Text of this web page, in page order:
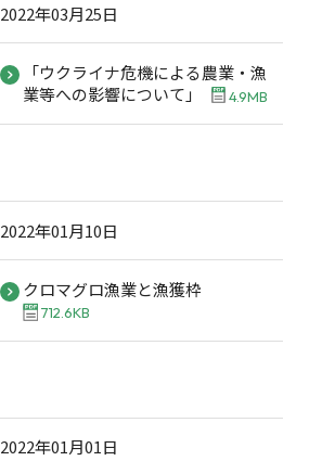
2022年03月25日
「ウクライナ危機による農業・漁
業等への影響について」
4.9MB
2022年01月10日
クロマグロ漁業と漁獲枠
712.6KB
2022年01月01日